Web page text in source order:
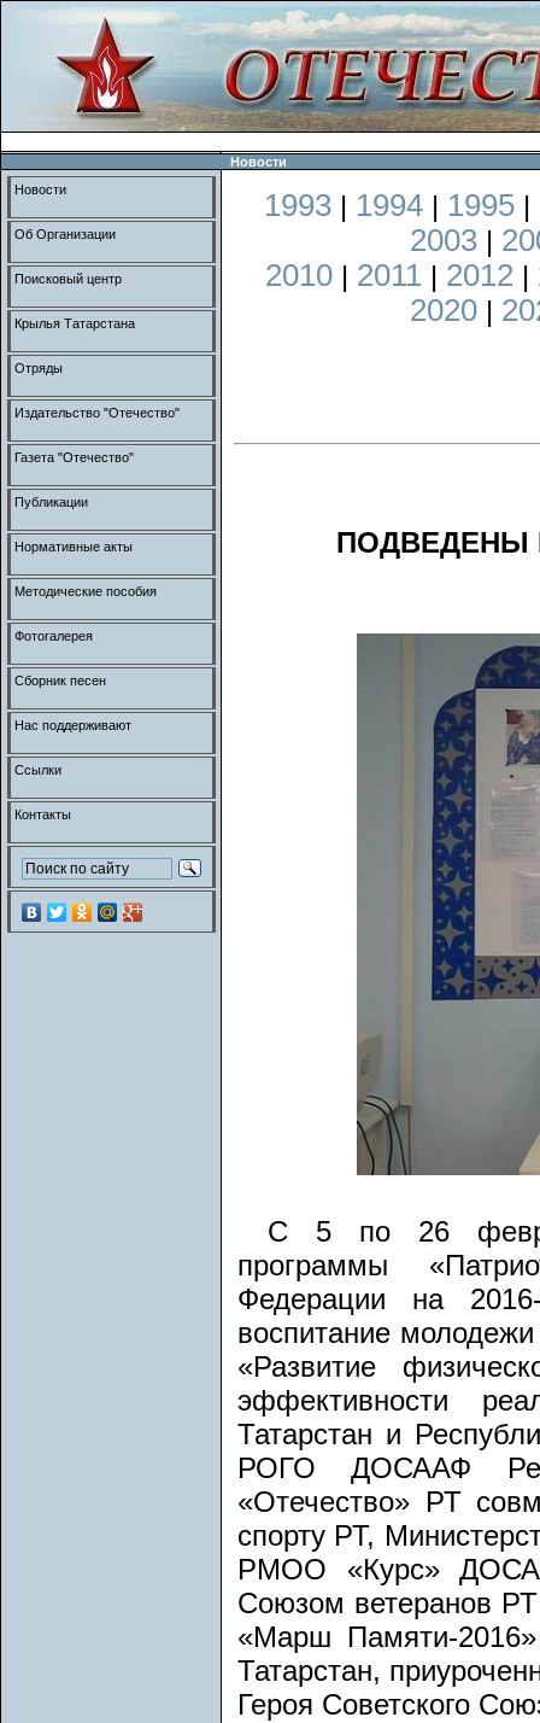
Новости
1993 | 1994 | 1995 |
2003 |
2010 | 2011 | 2012 |
2020 |
ПОДВЕДЕНЫ
С 5 по 26
программы
Федерации на
воспитание
«Развитие
эффективности
Татарстан и
РОГО ДОСААФ
«Отечество» РТ
спорту РТ,
РМОО «Курс»
Союзом ветеранов
«Марш Памяти-
Татарстан,
Героя Советского
Новости
Об Организации
Поисковый центр
Крылья Татарстана
Отряды
Издательство "Отечество"
Газета "Отечество"
Публикации
Нормативные акты
Методические пособия
Фотогалерея
Сборник песен
Нас поддерживают
Ссылки
Контакты